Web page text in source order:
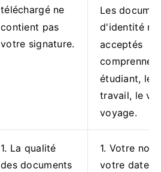
téléchargé ne
contient pas
votre signature.
Les
d'identité
acceptés
étudiant, le
travail, le
voyage.
1. La qualité
des documents
1. Votre
votre date